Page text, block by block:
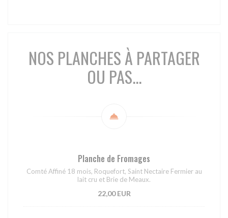
NOS PLANCHES À PARTAGER
OU PAS...
Planche de Fromages
Comté Affiné 18 mois, Roquefort, Saint Nectaire Fermier au
lait cru et Brie de Meaux.
22,00 EUR